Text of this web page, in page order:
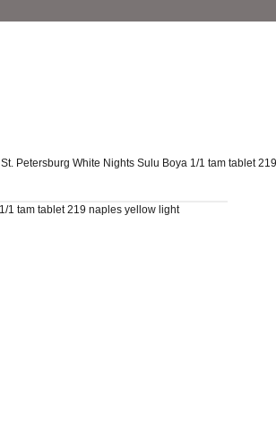
St. Petersburg White Nights Sulu Boya 1/1 tam tablet